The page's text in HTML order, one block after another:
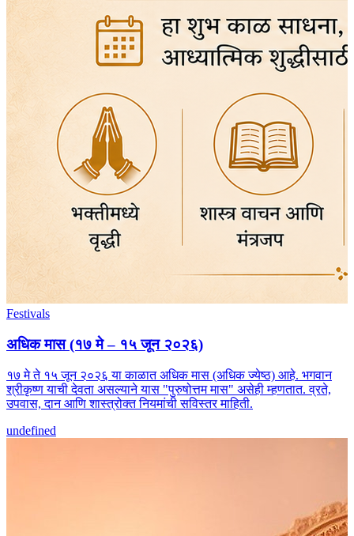
Festivals
अधिक मास (१७ मे – १५ जून २०२६)
१७ मे ते १५ जून २०२६ या काळात अधिक मास (अधिक ज्येष्ठ) आहे. भगवान
श्रीकृष्ण याची देवता असल्याने यास "पुरुषोत्तम मास" असेही म्हणतात. व्रते,
उपवास, दान आणि शास्त्रोक्त नियमांची सविस्तर माहिती.
undefined